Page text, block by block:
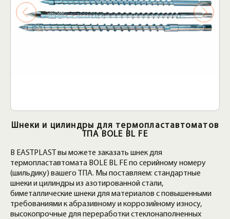
Шнеки и цилиндры для термопластавтоматов
ТПА BOLE BL FE
В EASTPLAST вы можете заказать шнек для
термопластавтомата BOLE BL FE по серийному номеру
(шильдику) вашего ТПА. Мы поставляем: стандартные
шнеки и цилиндры из азотированной стали,
биметаллические шнеки для материалов с повышенными
требованиями к абразивному и коррозийному износу,
высокопрочные для переработки стеклонаполненных